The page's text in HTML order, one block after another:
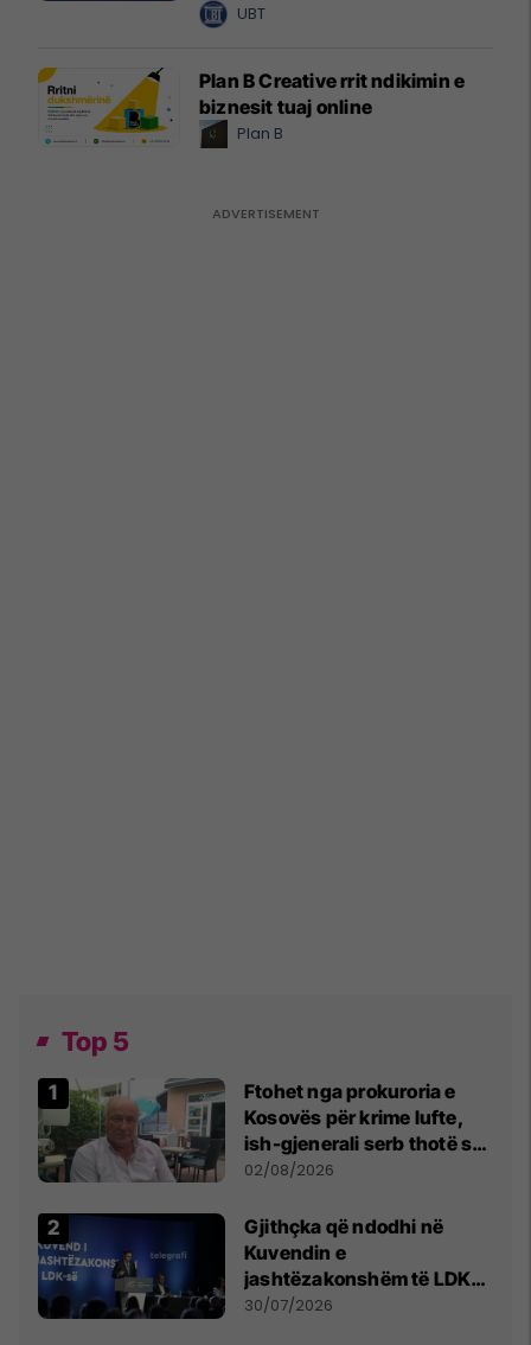
UBT
Plan B Creative rrit ndikimin e
biznesit tuaj online
Plan B
Top 5
Ftohet nga prokuroria e
Kosovës për krime lufte,
ish-gjenerali serb thotë se
dikush e tradhtoi në
02/08/2026
Gjithçka që ndodhi në
Kuvendin e
jashtëzakonshëm të LDK-
së
30/07/2026